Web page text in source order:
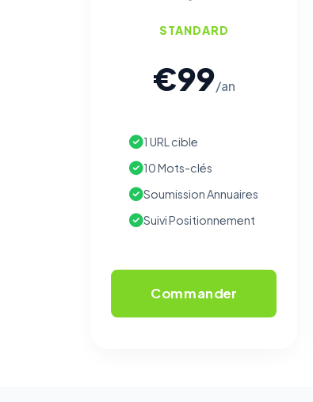
STANDARD
€99/an
1 URL cible
10 Mots-clés
Soumission Annuaires
Suivi Positionnement
Commander